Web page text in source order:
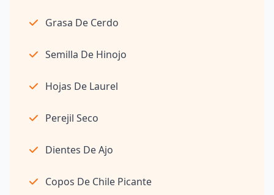
Grasa De Cerdo
Semilla De Hinojo
Hojas De Laurel
Perejil Seco
Dientes De Ajo
Copos De Chile Picante